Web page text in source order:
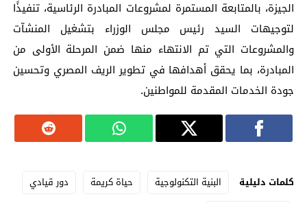
الجيزة، بالمتابعة المستمرة لمشروعات المبادرة الرئاسية، تنفيذًا
لتوجيهات السيد رئيس مجلس الوزراء بتشغيل المنشآت
والمشروعات التي تم الانتهاء منها ضمن المرحلة الأولى من
المبادرة، بما يحقق أهدافها في تطوير الريف المصري وتحسين
جودة الخدمات المقدمة للمواطنين.
كلمات دليلية البنية التكنولوجية حياة كريمة
دور قيادي